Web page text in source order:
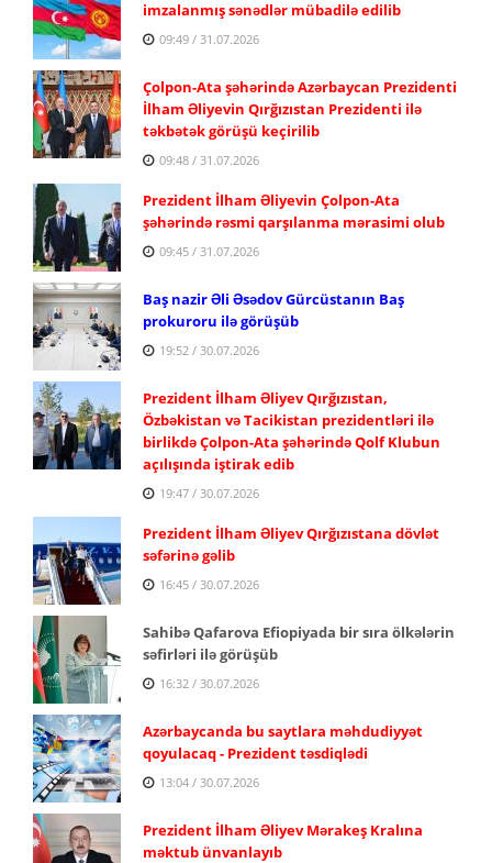
imzalanmış sənədlər mübadilə edilib
09:49 / 31.07.2026
Çolpon-Ata şəhərində Azərbaycan Prezidenti
İlham Əliyevin Qırğızıstan Prezidenti ilə
təkbətək görüşü keçirilib
09:48 / 31.07.2026
Prezident İlham Əliyevin Çolpon-Ata
şəhərində rəsmi qarşılanma mərasimi olub
09:45 / 31.07.2026
Baş nazir Əli Əsədov Gürcüstanın Baş
prokuroru ilə görüşüb
19:52 / 30.07.2026
Prezident İlham Əliyev Qırğızıstan,
Özbəkistan və Tacikistan prezidentləri ilə
birlikdə Çolpon-Ata şəhərində Qolf Klubun
açılışında iştirak edib
19:47 / 30.07.2026
Prezident İlham Əliyev Qırğızıstana dövlət
səfərinə gəlib
16:45 / 30.07.2026
Sahibə Qafarova Efiopiyada bir sıra ölkələrin
səfirləri ilə görüşüb
16:32 / 30.07.2026
Azərbaycanda bu saytlara məhdudiyyət
qoyulacaq - Prezident təsdiqlədi
13:04 / 30.07.2026
Prezident İlham Əliyev Mərakeş Kralına
məktub ünvanlayıb